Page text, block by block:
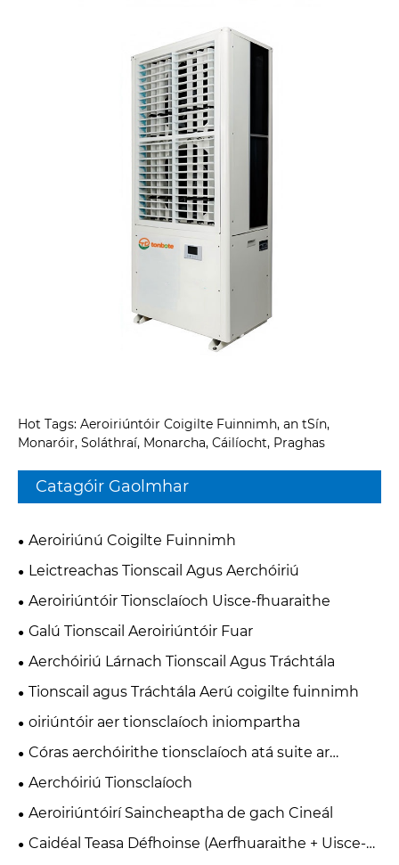
Hot Tags: Aeroiriúntóir Coigilte Fuinnimh, an tSín,
Monaróir, Soláthraí, Monarcha, Cáilíocht, Praghas
Catagóir Gaolmhar
Aeroiriúnú Coigilte Fuinnimh
Leictreachas Tionscail Agus Aerchóiriú
Aeroiriúntóir Tionsclaíoch Uisce-fhuaraithe
Galú Tionscail Aeroiriúntóir Fuar
Aerchóiriú Lárnach Tionscail Agus Tráchtála
Tionscail agus Tráchtála Aerú coigilte fuinnimh
oiriúntóir aer tionsclaíoch iniompartha
Córas aerchóirithe tionsclaíoch atá suite ar
uasteorainn
Aerchóiriú Tionsclaíoch
Aeroiriúntóirí Saincheaptha de gach Cineál
Caidéal Teasa Défhoinse (Aerfhuaraithe + Uisce-